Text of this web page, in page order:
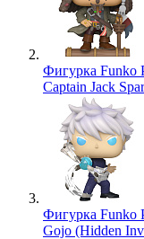
Фигурка Funko
Captain Jack
Фигурка Funko
Gojo (Hidden